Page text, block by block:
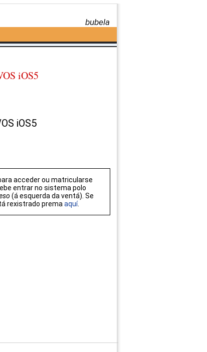
bubela
iOS5
iOS5
acceder ou matricularse
entrar no sistema polo
(á esquerda da ventá). Se
rexistrado prema aquí.